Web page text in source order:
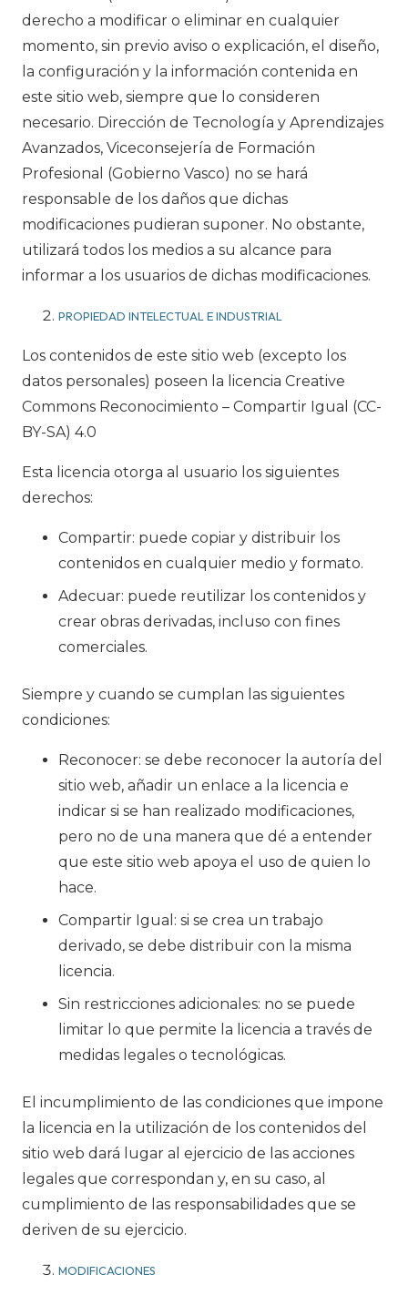
derecho a modificar o eliminar en cualquier
momento, sin previo aviso o explicación, el diseño,
la configuración y la información contenida en
este sitio web, siempre que lo consideren
necesario. Dirección de Tecnología y Aprendizajes
Avanzados, Viceconsejería de Formación
Profesional (Gobierno Vasco) no se hará
responsable de los daños que dichas
modificaciones pudieran suponer. No obstante,
utilizará todos los medios a su alcance para
informar a los usuarios de dichas modificaciones.
PROPIEDAD INTELECTUAL E INDUSTRIAL
Los contenidos de este sitio web (excepto los
datos personales) poseen la licencia Creative
Commons Reconocimiento – Compartir Igual (CC-
BY-SA) 4.0
Esta licencia otorga al usuario los siguientes
derechos:
Compartir: puede copiar y distribuir los
contenidos en cualquier medio y formato.
Adecuar: puede reutilizar los contenidos y
crear obras derivadas, incluso con fines
comerciales.
Siempre y cuando se cumplan las siguientes
condiciones:
Reconocer: se debe reconocer la autoría del
sitio web, añadir un enlace a la licencia e
indicar si se han realizado modificaciones,
pero no de una manera que dé a entender
que este sitio web apoya el uso de quien lo
hace.
Compartir Igual: si se crea un trabajo
derivado, se debe distribuir con la misma
licencia.
Sin restricciones adicionales: no se puede
limitar lo que permite la licencia a través de
medidas legales o tecnológicas.
El incumplimiento de las condiciones que impone
la licencia en la utilización de los contenidos del
sitio web dará lugar al ejercicio de las acciones
legales que correspondan y, en su caso, al
cumplimiento de las responsabilidades que se
deriven de su ejercicio.
MODIFICACIONES